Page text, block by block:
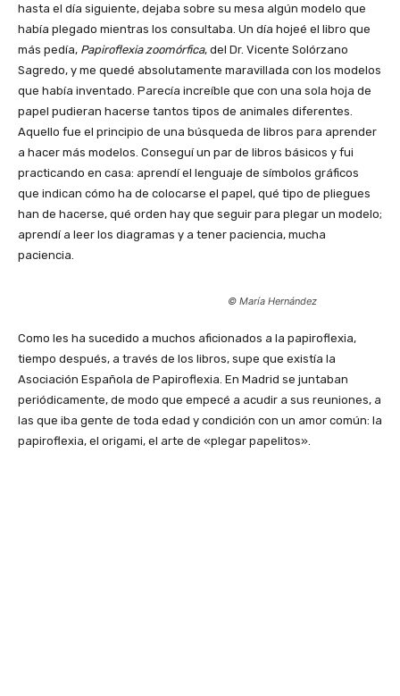
hasta el día siguiente, dejaba sobre su mesa algún modelo que
había plegado mientras los consultaba. Un día hojeé el libro que
más pedía, Papiroflexia zoomórfica, del Dr. Vicente Solórzano
Sagredo, y me quedé absolutamente maravillada con los modelos
que había inventado. Parecía increíble que con una sola hoja de
papel pudieran hacerse tantos tipos de animales diferentes.
Aquello fue el principio de una búsqueda de libros para aprender
a hacer más modelos. Conseguí un par de libros básicos y fui
practicando en casa: aprendí el lenguaje de símbolos gráficos
que indican cómo ha de colocarse el papel, qué tipo de pliegues
han de hacerse, qué orden hay que seguir para plegar un modelo;
aprendí a leer los diagramas y a tener paciencia, mucha
paciencia.
© María Hernández
Como les ha sucedido a muchos aficionados a la papiroflexia,
tiempo después, a través de los libros, supe que existía la
Asociación Española de Papiroflexia. En Madrid se juntaban
periódicamente, de modo que empecé a acudir a sus reuniones, a
las que iba gente de toda edad y condición con un amor común: la
papiroflexia, el origami, el arte de «plegar papelitos».